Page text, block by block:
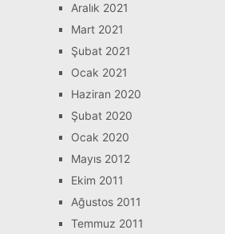
Aralık 2021
Mart 2021
Şubat 2021
Ocak 2021
Haziran 2020
Şubat 2020
Ocak 2020
Mayıs 2012
Ekim 2011
Ağustos 2011
Temmuz 2011